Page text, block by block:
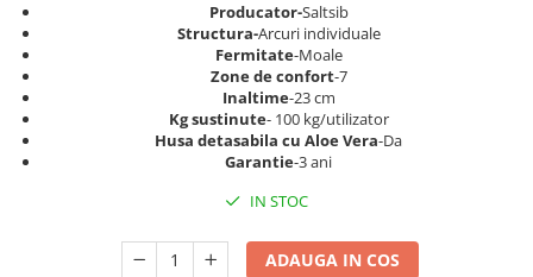
Saltele 160x200
Saltele 180x200
Top saltele
Top saltele 5 cm
Top saltele 10 cm
Saltele ieftine
Dulap birou
Birouri
Scaune pentru birou
Scaune pentru vizitatori
Scaune manager
Scaune pentru bucatarie
Producator-Saltsib
Structura-Arcuri individuale
Fermitate-Moale
Zone de confort-7
Inaltime-23 cm
Kg sustinute- 100 kg/utilizator
Husa detasabila cu Aloe Vera-Da
Garantie-3 ani
IN STOC
ADAUGA IN COS